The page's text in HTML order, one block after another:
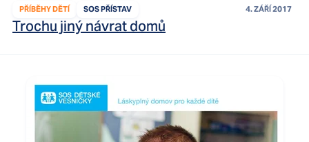
PŘÍBĚHY DĚTÍ SOS PŘÍSTAV 4. ZÁŘÍ 2017
Trochu jiný návrat domů